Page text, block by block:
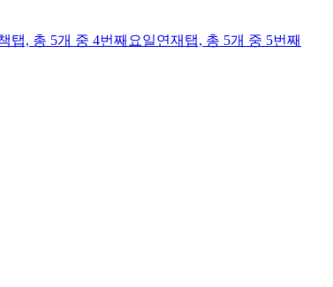
탭, 총 5개 중 4번째 요일연재 탭, 총 5개 중 5번째